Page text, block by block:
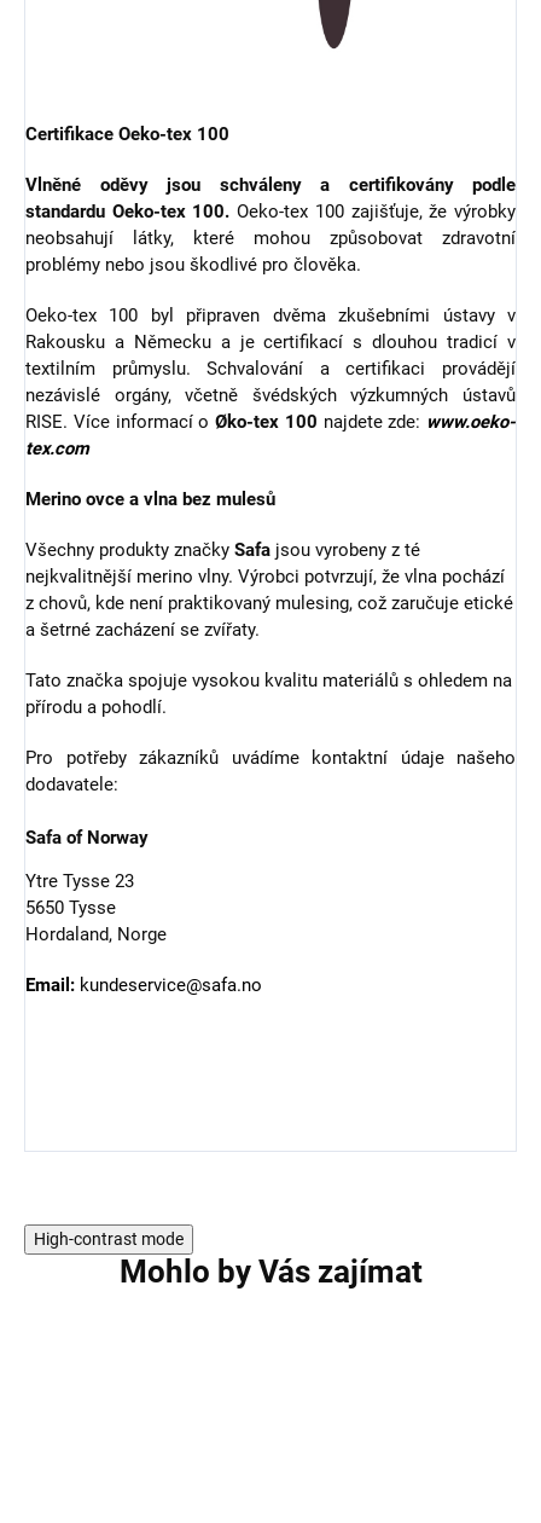
Certifikace Oeko-tex 100
Vlněné oděvy jsou schváleny a certifikovány podle
standardu Oeko-tex 100. Oeko-tex 100 zajišťuje, že výrobky
neobsahují látky, které mohou způsobovat zdravotní
problémy nebo jsou škodlivé pro člověka.
Oeko-tex 100 byl připraven dvěma zkušebními ústavy v
Rakousku a Německu a je certifikací s dlouhou tradicí v
textilním průmyslu. Schvalování a certifikaci provádějí
nezávislé orgány, včetně švédských výzkumných ústavů
RISE. Více informací o Øko-tex 100 najdete zde: www.oeko-
tex.com
Merino ovce a vlna bez mulesů
Všechny produkty značky Safa jsou vyrobeny z té
nejkvalitnější merino vlny. Výrobci potvrzují, že vlna pochází
z chovů, kde není praktikovaný mulesing, což zaručuje etické
a šetrné zacházení se zvířaty.
Tato značka spojuje vysokou kvalitu materiálů s ohledem na
přírodu a pohodlí.
Pro potřeby zákazníků uvádíme kontaktní údaje našeho
dodavatele:
Safa of Norway
Ytre Tysse 23
5650 Tysse
Hordaland, Norge
Email: kundeservice@safa.no
High-contrast mode
Mohlo by Vás zajímat